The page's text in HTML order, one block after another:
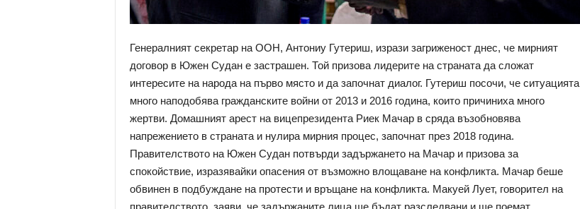
Генералният секретар на ООН, Антониу Гутериш, изрази загриженост днес, че мирният
договор в Южен Судан е застрашен. Той призова лидерите на страната да сложат
интересите на народа на първо място и да започнат диалог. Гутериш посочи, че ситуацията
много наподобява гражданските войни от 2013 и 2016 година, които причиниха много
жертви. Домашният арест на вицепрезидента Риек Мачар в сряда възобновява
напрежението в страната и нулира мирния процес, започнат през 2018 година.
Правителството на Южен Судан потвърди задържането на Мачар и призова за
спокойствие, изразявайки опасения от възможно влощаване на конфликта. Мачар беше
обвинен в подбуждане на протести и връщане на конфликта. Макуей Лует, говорител на
правителството, заяви, че задържаните лица ще бъдат разследвани и ще поемат